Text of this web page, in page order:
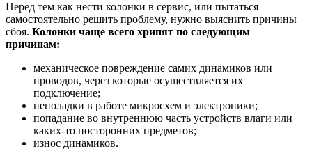
Перед тем как нести колонки в сервис, или пытаться
самостоятельно решить проблему, нужно выяснить причины
сбоя. Колонки чаще всего хрипят по следующим
причинам:
механическое повреждение самих динамиков или
проводов, через которые осуществляется их
подключение;
неполадки в работе микросхем и электроники;
попадание во внутреннюю часть устройств влаги или
каких-то посторонних предметов;
износ динамиков.